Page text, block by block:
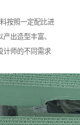
按照一定配比进
出造型丰富、
计师的不同需求